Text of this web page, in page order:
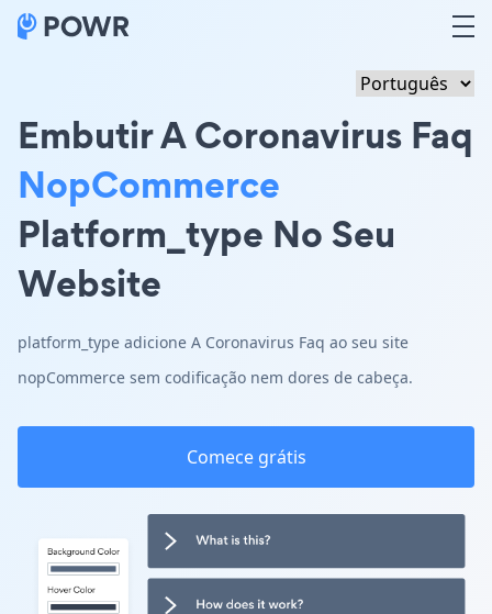
Embutir A Coronavirus Faq
NopCommerce
Platform_type No Seu
Website
platform_type adicione A Coronavirus Faq ao seu site
nopCommerce sem codificação nem dores de cabeça.
Comece grátis